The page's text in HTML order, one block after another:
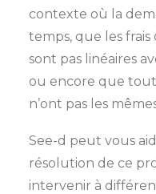
contexte où la
temps, que les
sont pas linéaires
ou encore que
n’ont pas les
See-d peut vous
résolution de ce
intervenir à